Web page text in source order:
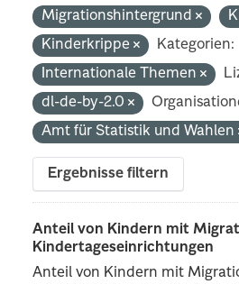
Migrationshintergrund
Kinderkrippe
Kategorien:
Internationale Themen
dl-de-by-2.0
Amt für Statistik und Wahlen
Ergebnisse filtern
Anteil von Kindern mit
Kindertageseinrichtungen
Anteil von Kindern mit